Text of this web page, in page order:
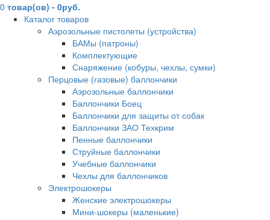
0 товар(ов) - 0руб.
Каталог товаров
Аэрозольные пистолеты (устройства)
БАМы (патроны)
Комплектующие
Снаряжение (кобуры, чехлы, сумки)
Перцовые (газовые) баллончики
Аэрозольные баллончики
Баллончики Боец
Баллончики для защиты от собак
Баллончики ЗАО Техкрим
Пенные баллончики
Струйные баллончики
Учебные баллончики
Чехлы для баллончиков
Электрошокеры
Женские электрошокеры
Мини-шокеры (маленькие)